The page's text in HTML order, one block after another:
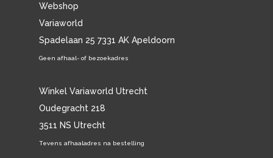
Webshop
Variaworld
Spadelaan 25 7331 AK Apeldoorn
Geen afhaal- of bezoekadres
Winkel Variaworld Utrecht
Oudegracht 218
3511 NS Utrecht
Tevens afhaaladres na bestelling